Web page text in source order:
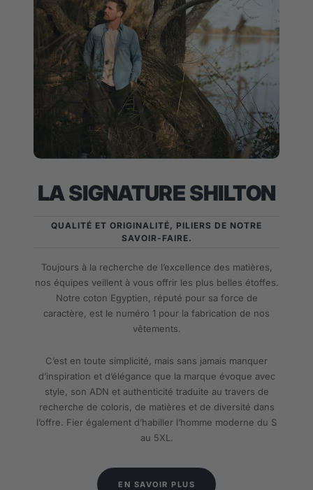
LA SIGNATURE SHILTON
QUALITÉ ET ORIGINALITÉ, PILIERS DE NOTRE
SAVOIR-FAIRE.
Toujours à la recherche de l’excellence des matières,
nos équipes veillent à vous offrir les plus belles étoffes.
Notre coton Egyptien, réputé pour sa force de
caractère, est le numéro 1 pour la fabrication de nos
vêtements.
C’est en toute simplicité, mais sans jamais manquer
d’inspiration et d’élégance que la marque évoque avec
style, son ADN et authenticité traduite au travers de
recherche de coloris, de matières et de diversité dans
l’offre. Fier également d’habiller l’homme moderne du S
au 5XL.
EN SAVOIR PLUS